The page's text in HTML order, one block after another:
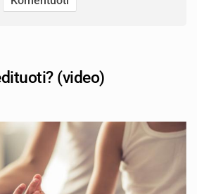
(video)